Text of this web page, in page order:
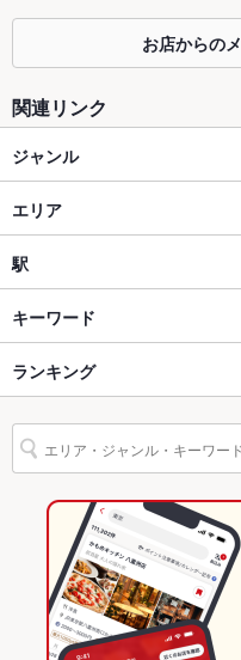
カウンター
ソファー
テラス席
貸切
設備
Wi-Fi なし
バリアフリ
ー
なし
その他設備 －
その他
あり ：飲み放題は
（単品、飲み放題
食べ放題 なし
お店からの
関連リンク
ジャンル
和食
焼き鳥・鶏料理
町田 × 和食
町田 × 焼き鳥・鶏料理
町田駅 × 和食
町田駅 × 焼き鳥・鶏料理
エリア
町田駅
町田駅 × 和食
町田駅 × 焼き鳥・鶏料理
東京
東京 × 和食
東京 × 焼き鳥・鶏料理
駅
町田駅
キーワード
からあげ
ランキング
東京のグルメランキング
東京の和食ランキング
東京の焼き鳥・鶏料理ランキン
町田のグルメランキング
町田の和食ランキング